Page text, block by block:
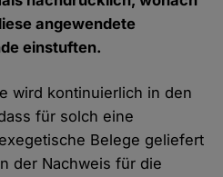
angewendete
einstuften.
wird kontinuierlich in den
für solch eine
Belege geliefert
der Nachweis für die